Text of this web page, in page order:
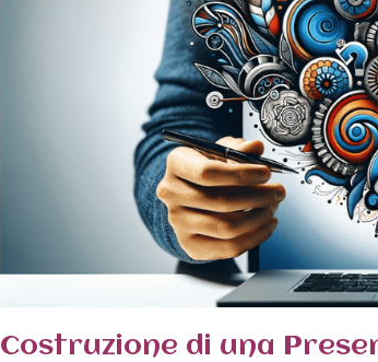
Costruzione di una